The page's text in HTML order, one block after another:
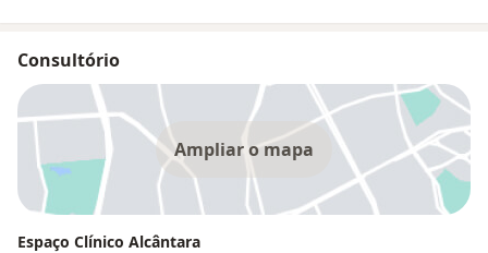
Consultório
Ampliar o mapa
Espaço Clínico Alcântara